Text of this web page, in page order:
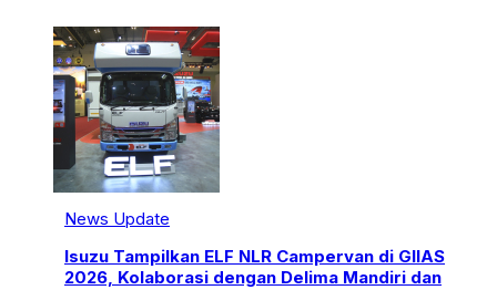
News Update
Isuzu Tampilkan ELF NLR Campervan di GIIAS
2026, Kolaborasi dengan Delima Mandiri dan